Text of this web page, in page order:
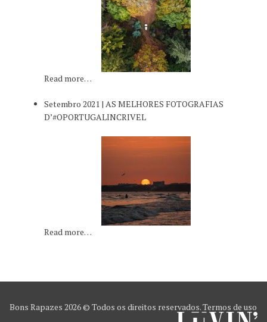
Read more…
Setembro 2021 | AS MELHORES FOTOGRAFIAS
D’#OPORTUGALINCRIVEL
Read more…
Bons Rapazes 2026 © Todos os direitos reservados.Termos de uso